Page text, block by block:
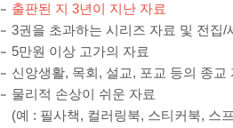
출판된 지 3년이 지난 자료
3권을 초과하는 시리즈 자료 및 전집/
5만원 이상 고가의 자료
신앙생활, 목회, 설교, 포교 등의 종교
물리적 손상이 쉬운 자료
(예 : 필사책, 컬러링북, 스티커북, 스